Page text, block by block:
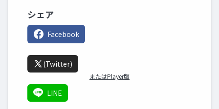
シェア
Facebook
(Twitter)
またはPlayer版
LINE